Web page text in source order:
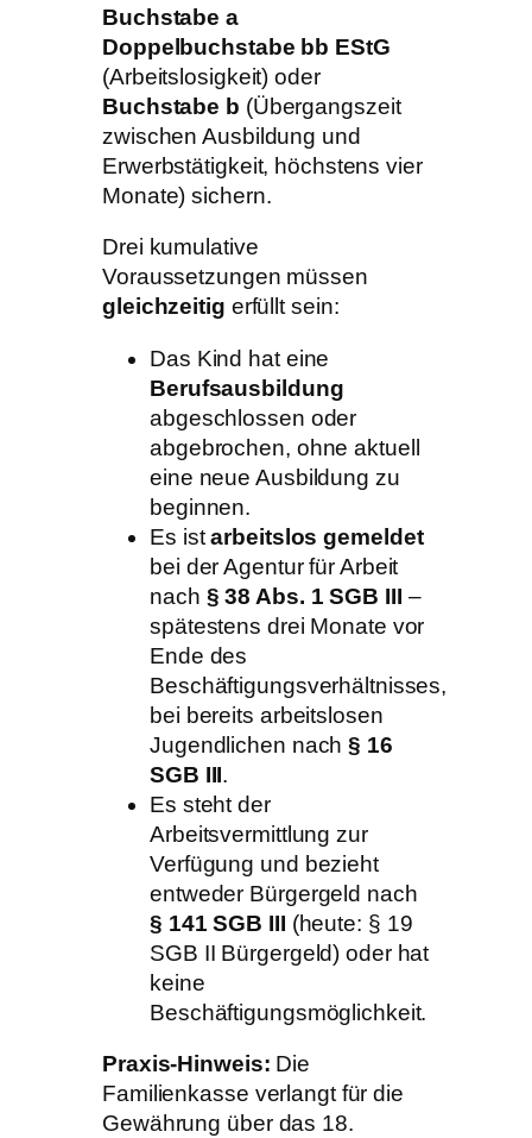
Buchstabe a
Doppelbuchstabe bb EStG
(Arbeitslosigkeit) oder
Buchstabe b (Übergangszeit
zwischen Ausbildung und
Erwerbstätigkeit, höchstens vier
Monate) sichern.
Drei kumulative
Voraussetzungen müssen
gleichzeitig erfüllt sein:
Das Kind hat eine
Berufsausbildung
abgeschlossen oder
abgebrochen, ohne aktuell
eine neue Ausbildung zu
beginnen.
Es istarbeitslos gemeldet
bei der Agentur für Arbeit
nach § 38 Abs. 1 SGB III –
spätestens drei Monate vor
Ende des
Beschäftigungsverhältnisses,
bei bereits arbeitslosen
Jugendlichen nach§ 16
SGB III.
Es steht der
Arbeitsvermittlung zur
Verfügung und bezieht
entweder Bürgergeld nach
§ 141 SGB III (heute: § 19
SGB II Bürgergeld) oder hat
keine
Beschäftigungsmöglichkeit.
Praxis-Hinweis: Die
Familienkasse verlangt für die
Gewährung über das 18.